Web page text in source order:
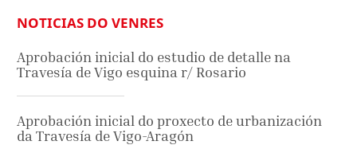
NOTICIAS DO VENRES
Aprobación inicial do estudio de detalle na
Travesía de Vigo esquina r/ Rosario
Aprobación inicial do proxecto de urbanización
da Travesía de Vigo-Aragón